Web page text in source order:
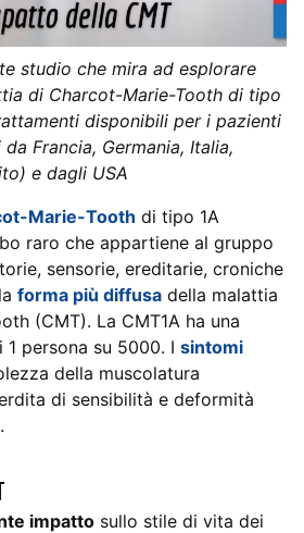
studio che mira ad esplorare
di Charcot-Marie-Tooth di tipo
disponibili per i pazienti
Francia, Germania, Italia,
e dagli USA
Marie-Tooth di tipo 1A
raro che appartiene al gruppo
sensorie, ereditarie, croniche
forma più diffusa della malattia
(CMT). La CMT1A ha una
persona su 5000. I sintomi
della muscolatura
di sensibilità e deformità
impatto sullo stile di vita dei